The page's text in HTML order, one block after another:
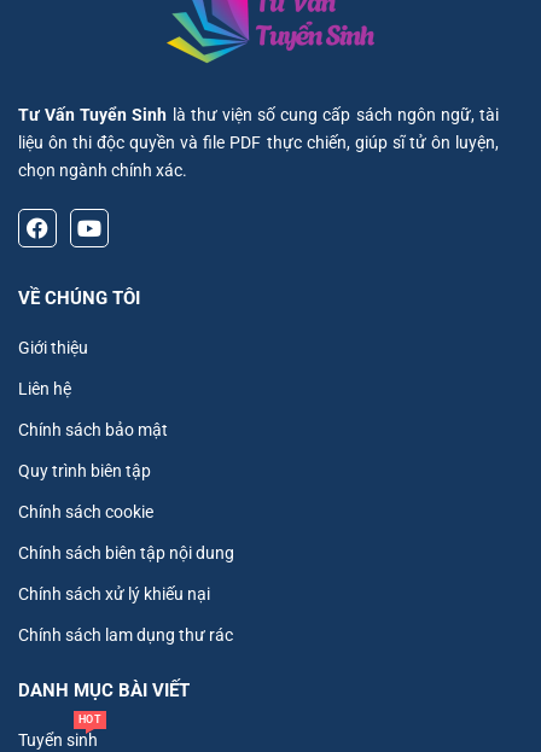
Tư Vấn Tuyển Sinh là thư viện số cung cấp sách ngôn ngữ, tài
liệu ôn thi độc quyền và file PDF thực chiến, giúp sĩ tử ôn luyện,
chọn ngành chính xác.
VỀ CHÚNG TÔI
Giới thiệu
Liên hệ
Chính sách bảo mật
Quy trình biên tập
Chính sách cookie
Chính sách biên tập nội dung
Chính sách xử lý khiếu nại
Chính sách lam dụng thư rác
DANH MỤC BÀI VIẾT
Tuyển sinh
HOT